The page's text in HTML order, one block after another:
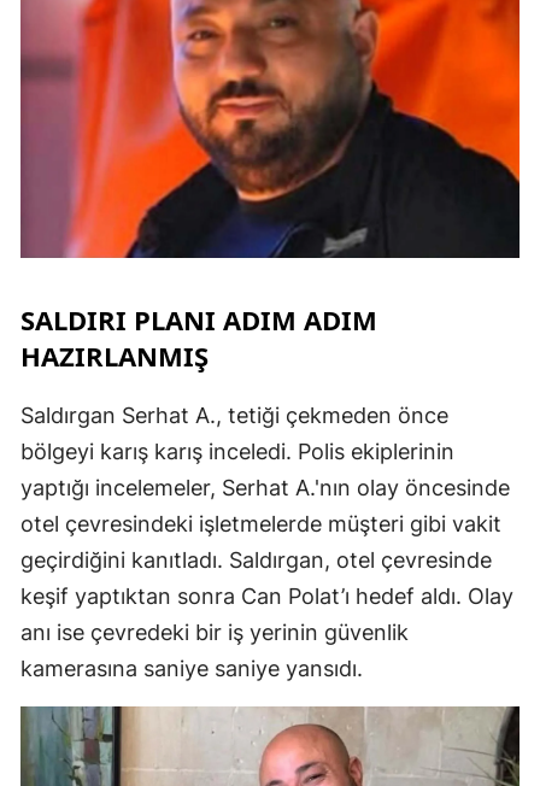
SALDIRI PLANI ADIM ADIM
HAZIRLANMIŞ
Saldırgan Serhat A., tetiği çekmeden önce
bölgeyi karış karış inceledi. Polis ekiplerinin
yaptığı incelemeler, Serhat A.'nın olay öncesinde
otel çevresindeki işletmelerde müşteri gibi vakit
geçirdiğini kanıtladı. Saldırgan, otel çevresinde
keşif yaptıktan sonra Can Polat’ı hedef aldı. Olay
anı ise çevredeki bir iş yerinin güvenlik
kamerasına saniye saniye yansıdı.